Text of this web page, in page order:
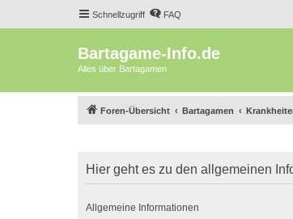
Schnellzugriff FAQ
Bartagame-Info.de
Alles über Bartagamen
Foren-Übersicht Bartagamen
Hier geht es zu den allgemeinen
Allgemeine Informationen